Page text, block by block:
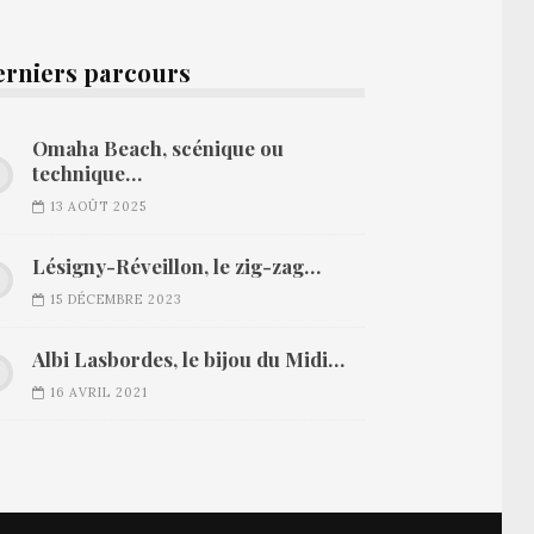
parcours
Omaha Beach, scénique ou
technique…
13 AOÛT 2025
Lésigny-Réveillon, le zig-zag…
15 DÉCEMBRE 2023
Albi Lasbordes, le bijou du Midi…
16 AVRIL 2021